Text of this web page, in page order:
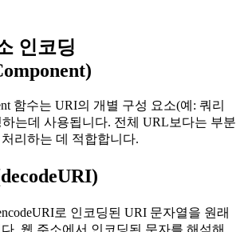
인코딩
함수는 URI의 개별 구성 요소(예: 쿼리
는데 사용됩니다. 전체 URL보다는 부분
리하는 데 적합합니다.
로 인코딩된 URI 문자열을 원래